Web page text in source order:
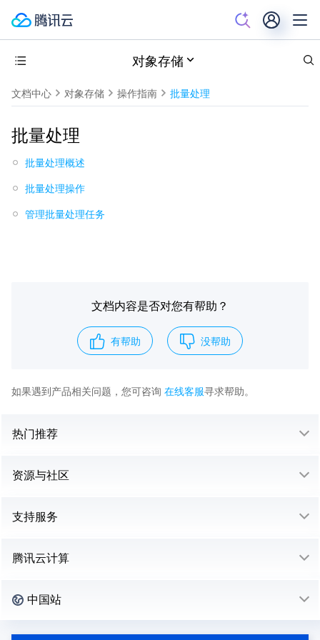
对象存储
文档中心 对象存储 操作指南 批量处理
批量处理
批量处理概述
批量处理操作
管理批量处理任务
文档内容是否对您有帮助？
有帮助 没帮助
如果遇到产品相关问题，您可咨询 在线客服寻求帮助。
热门推荐
资源与社区
支持服务
腾讯云计算
中国站